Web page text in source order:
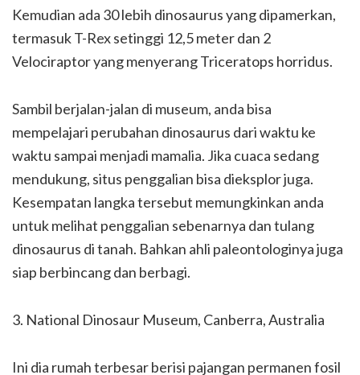
Kemudian ada 30 lebih dinosaurus yang dipamerkan,
termasuk T-Rex setinggi 12,5 meter dan 2
Velociraptor yang menyerang Triceratops horridus.
Sambil berjalan-jalan di museum, anda bisa
mempelajari perubahan dinosaurus dari waktu ke
waktu sampai menjadi mamalia. Jika cuaca sedang
mendukung, situs penggalian bisa dieksplor juga.
Kesempatan langka tersebut memungkinkan anda
untuk melihat penggalian sebenarnya dan tulang
dinosaurus di tanah. Bahkan ahli paleontologinya juga
siap berbincang dan berbagi.
3. National Dinosaur Museum, Canberra, Australia
Ini dia rumah terbesar berisi pajangan permanen fosil